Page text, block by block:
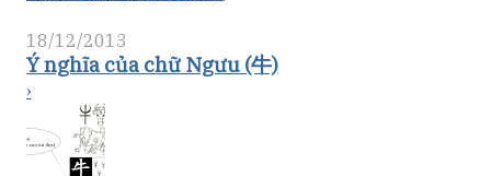
18/12/2013
Ý nghĩa của chữ Ngưu (牛)
›